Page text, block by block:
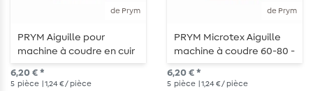
de Prym
PRYM Aiguille pour
machine à coudre en cuir
80-100 - 5 pièces
6,20 € *
5 pièce | 1,24 € / pièce
de Prym
PRYM Microtex Aiguille
machine à coudre 60-80 -
5 pièces
6,20 € *
5 pièce | 1,24 € / pièce